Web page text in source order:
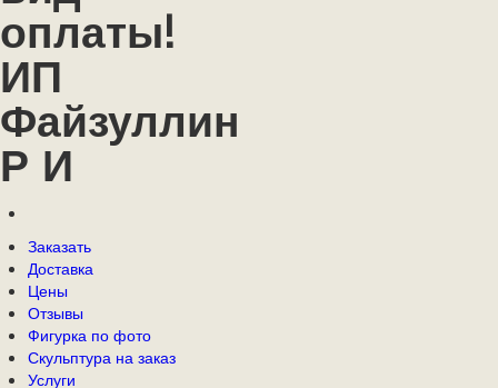
оплаты!
ИП
Файзуллин
Р И
Заказать
Доставка
Цены
Отзывы
Фигурка по фото
Скульптура на заказ
Услуги